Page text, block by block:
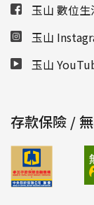
玉山 數位
玉山
玉山
存款保險 /